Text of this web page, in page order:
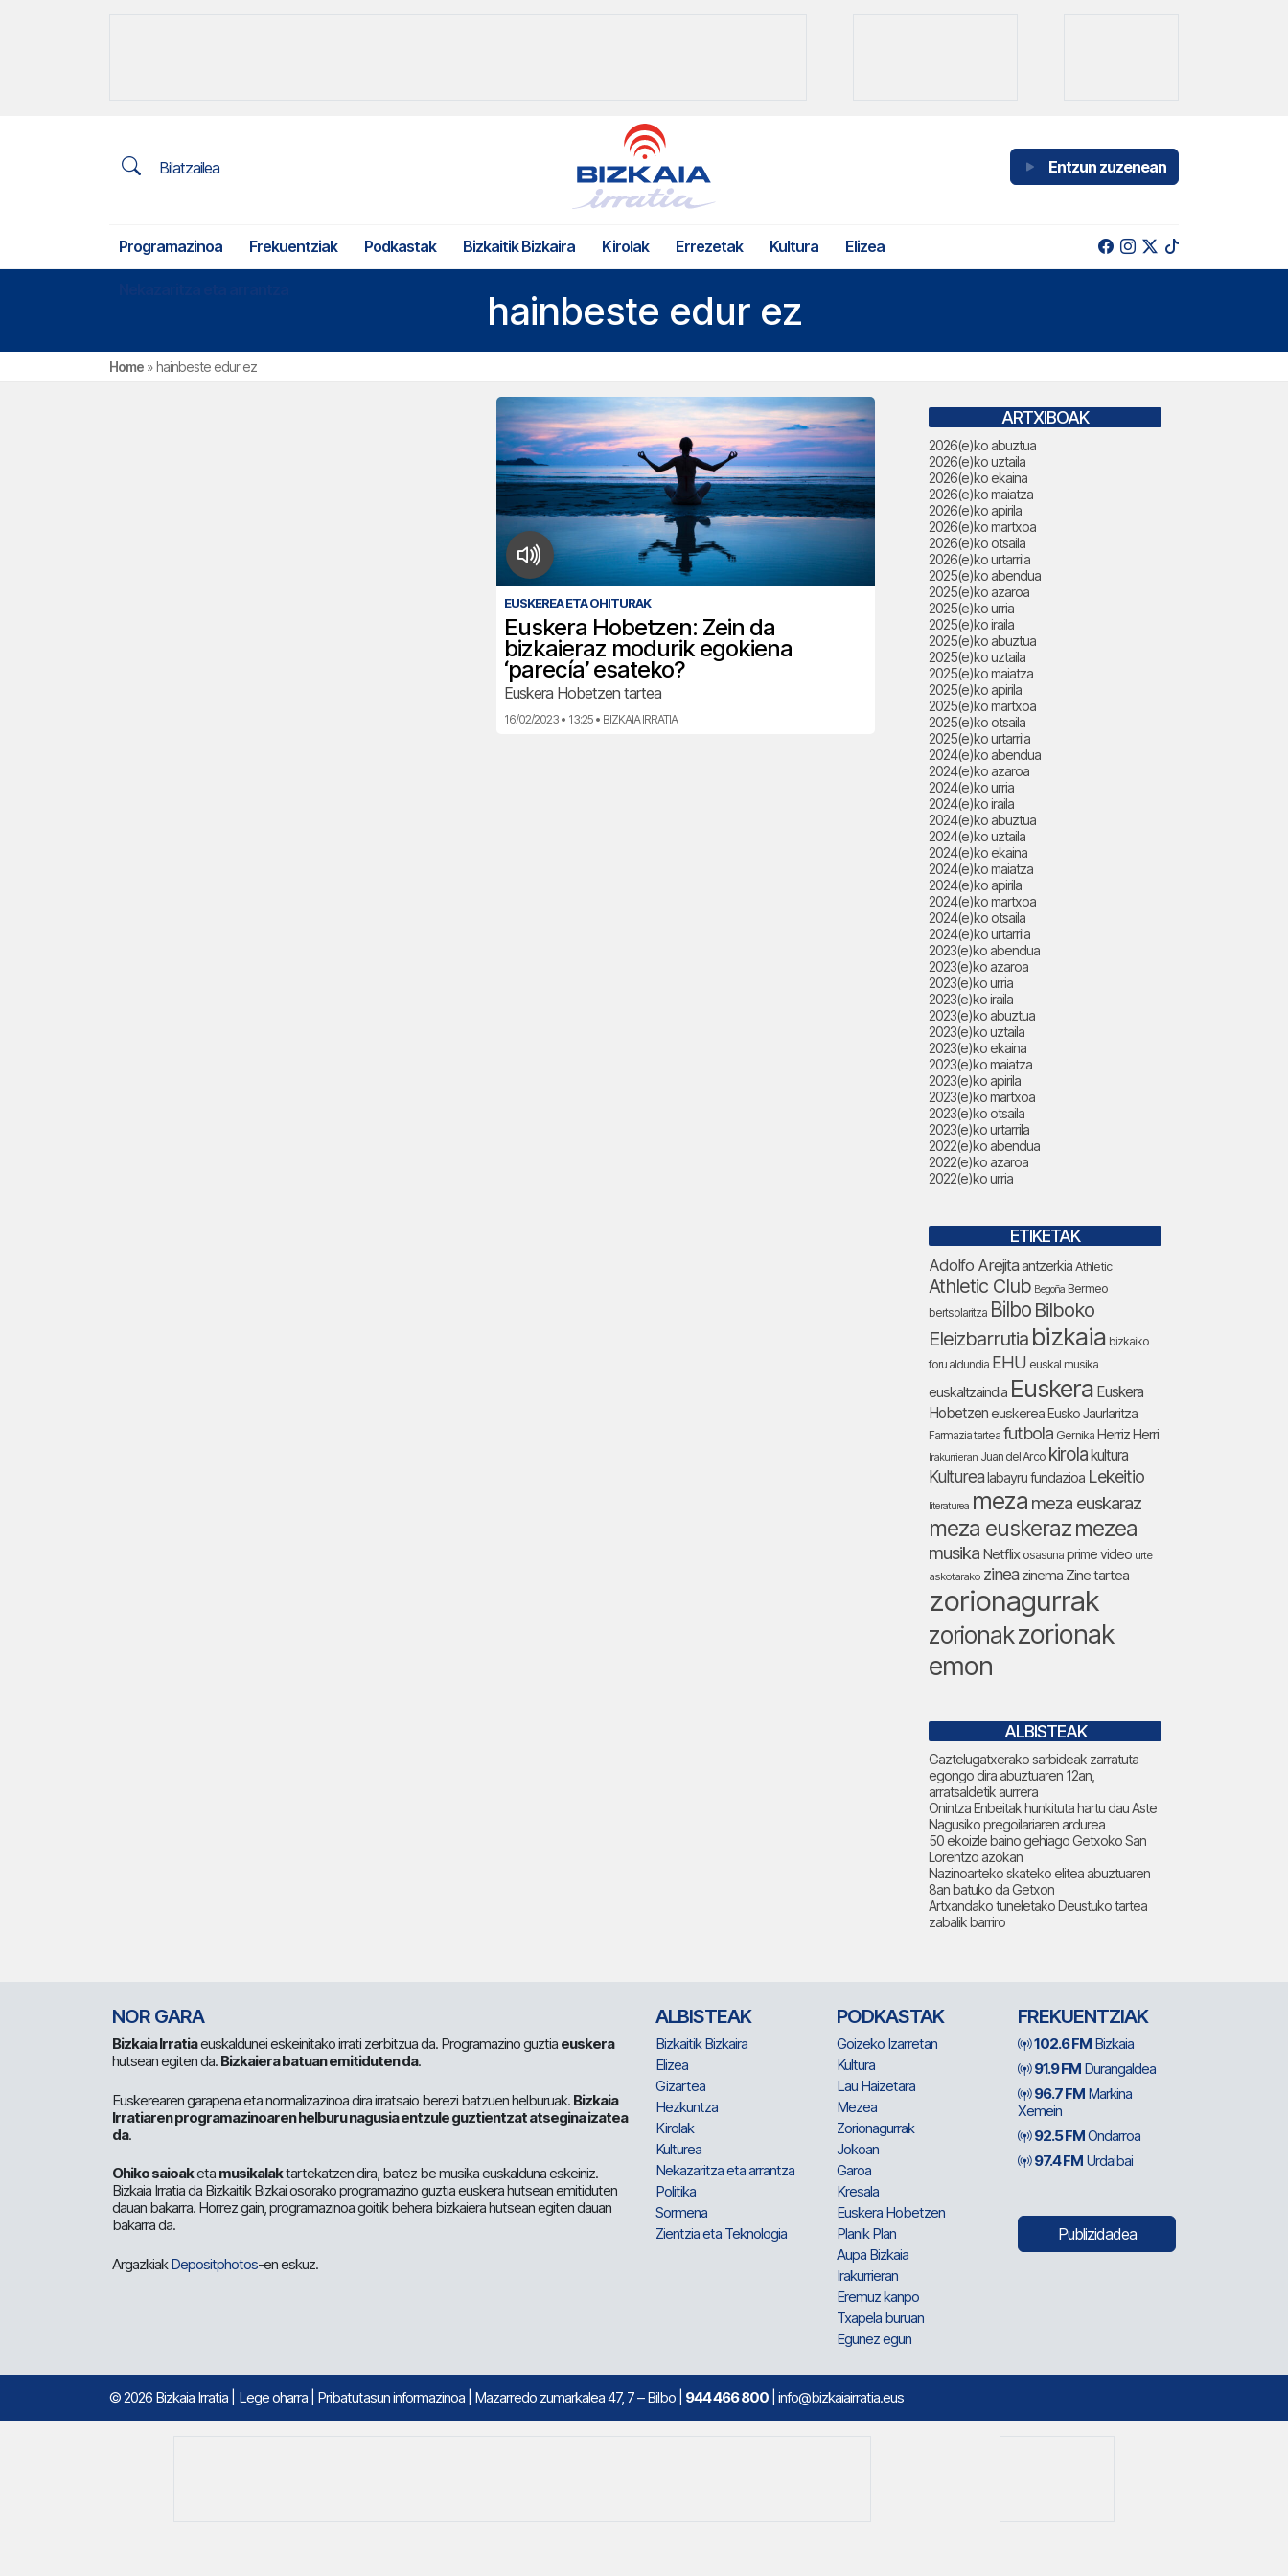
Bilatzailea Entzun zuzenean
Programazinoa Frekuentziak Podkastak Bizkaitik Bizkaira Kirolak Errezetak Kultura Elizea
hainbeste edur ez
Home »hainbeste edur ez
EUSKEREA ETA OHITURAK
Euskera Hobetzen: Zein da
bizkaieraz modurik egokiena
‘parecía’ esateko?
Euskera Hobetzen tartea
16/02/2023 • 13:25 • BIZKAIA IRRATIA
ARTXIBOAK
2026(e)ko abuztua
2026(e)ko uztaila
2026(e)ko ekaina
2026(e)ko maiatza
2026(e)ko apirila
2026(e)ko martxoa
2026(e)ko otsaila
2026(e)ko urtarrila
2025(e)ko abendua
2025(e)ko azaroa
2025(e)ko urria
2025(e)ko iraila
2025(e)ko abuztua
2025(e)ko uztaila
2025(e)ko maiatza
2025(e)ko apirila
2025(e)ko martxoa
2025(e)ko otsaila
2025(e)ko urtarrila
2024(e)ko abendua
2024(e)ko azaroa
2024(e)ko urria
2024(e)ko iraila
2024(e)ko abuztua
2024(e)ko uztaila
2024(e)ko ekaina
2024(e)ko maiatza
2024(e)ko apirila
2024(e)ko martxoa
2024(e)ko otsaila
2024(e)ko urtarrila
2023(e)ko abendua
2023(e)ko azaroa
2023(e)ko urria
2023(e)ko iraila
2023(e)ko abuztua
2023(e)ko uztaila
2023(e)ko ekaina
2023(e)ko maiatza
2023(e)ko apirila
2023(e)ko martxoa
2023(e)ko otsaila
2023(e)ko urtarrila
2022(e)ko abendua
2022(e)ko azaroa
2022(e)ko urria
ETIKETAK
Adolfo Arejitaantzerkia Athletic
Athletic Club Begoña Bermeo
bertsolaritza Bilbo Bilboko
Eleizbarrutia bizkaia bizkaiko
foru aldundia EHU euskal musika
euskaltzaindia Euskera Euskera
Hobetzeneuskerea Eusko Jaurlaritza
Farmazia tartea futbola Gernika Herriz Herri
Irakurrieran Juan del Arco kirola kultura
Kulturealabayru fundazioa Lekeitio
literaturea meza meza euskaraz
meza euskerazmezea
musika Netflix osasuna prime video urte
askotarako zinea zinema Zine tartea
zorionagurrak
zorionakzorionak
emon
ALBISTEAK
Gaztelugatxerako sarbideak zarratuta
egongo dira abuztuaren 12an,
arratsaldetik aurrera
Onintza Enbeitak hunkituta hartu dau Aste
Nagusiko pregoilariaren ardurea
50 ekoizle baino gehiago Getxoko San
Lorentzo azokan
Nazinoarteko skateko elitea abuztuaren
8an batuko da Getxon
Artxandako tuneletako Deustuko tartea
zabalik barriro
NOR GARA
Bizkaia Irratiaeuskaldunei eskeinitako irrati zerbitzua da. Programazino guztia euskera
hutsean egiten da. Bizkaiera batuan emitiduten da.
Euskerearen garapena eta normalizazinoa dira irratsaio berezi batzuen helburuak. Bizkaia
Irratiaren programazinoaren helburu nagusia entzule guztientzat atsegina izatea
da.
Ohiko saioaketa musikalaktartekatzen dira, batez be musika euskalduna eskeiniz.
Bizkaia Irratia da Bizkaitik Bizkai osorako programazino guztia euskera hutsean emitiduten
dauan bakarra. Horrez gain, programazinoa goitik behera bizkaiera hutsean egiten dauan
bakarra da.
ArgazkiakDepositphotos-en eskuz.
ALBISTEAK
Bizkaitik Bizkaira
Elizea
Gizartea
Hezkuntza
Kirolak
Kulturea
Nekazaritza eta arrantza
Politika
Sormena
Zientzia eta Teknologia
PODKASTAK
Goizeko Izarretan
Kultura
Lau Haizetara
Mezea
Zorionagurrak
Jokoan
Garoa
Kresala
Euskera Hobetzen
Planik Plan
Aupa Bizkaia
Irakurrieran
Eremuz kanpo
Txapela buruan
Egunez egun
FREKUENTZIAK
102.6 FM Bizkaia
91.9 FM Durangaldea
96.7 FM Markina
Xemein
92.5 FMOndarroa
97.4 FM Urdaibai
Publizidadea
© 2026 Bizkaia Irratia Lege oharra Pribatutasun informazinoa | Mazarredo zumarkalea 47, 7 – Bilbo | 944 466 800 | info@bizkaiairratia.eus